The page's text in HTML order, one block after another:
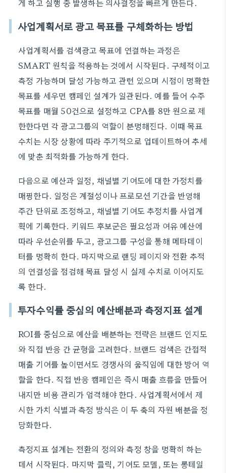
게 하고 실행 중 발생하는 의사결정을 빠르게 만든다.
사업계획서로 광고 목표를 구체화하는 방법
사업계획서를 검색광고 목표에 연결하는 과정은
SMART 원칙을 적용하는 것에서 시작된다. 구체적이고
측정 가능하며 달성 가능하고 관련 있으며 시점이 명확한
목표를 세우면 캠페인 설계가 일관된다. 예를 들어 수주
목표를 매월 50건으로 설정하고 CPA를 8만 원으로 제
한한다면 각 광고그룹의 역할이 분명해진다. 이때 목표
수치는 시장 상황에 따라 주기적으로 업데이트하여 추세
에 맞춘 최적화를 가능하게 한다.
다음으로 예산과 일정, 채널별 기여도에 대한 가정치를
매핑한다. 일정은 계절성이나 프로모션 기간을 반영해
주간 단위로 조정하고, 채널별 기여도 추정치를 사업계
획에 기록한다. 키워드 후보군은 필요성과 여유 예산에
따라 우선순위를 두고, 광고그룹 구성을 통해 메타데이
터를 명확히 한다. 마지막으로 랜딩 페이지와 전환 추적
의 연결성을 점검해 목표 달성 시 실제 수치로 이어지도
록 한다.
투자수익률 중심의 예산배분과 측정지표 설계
ROI를 중심으로 예산을 배분하는 전략은 브랜드 인지도
와 직접 반응 간 균형을 고려한다. 브랜드 검색은 간접적
매출 기여를 높이면서도 경쟁사의 움직임에 대한 방어 역
할을 한다. 직접 반응 캠페인은 즉시 매출 흐름을 만들어
내지만 비용 관리가 엄격해야 한다. 사업계획서에서 제
시한 가치 식별과 측정 방식은 이 두 축의 자원 배분을 정
당화한다.
측정지표 설계는 전환의 정의와 측정 창을 명확히 하는
데서 시작된다. 마지막 클릭, 기여도 모델, 또는 롱테일